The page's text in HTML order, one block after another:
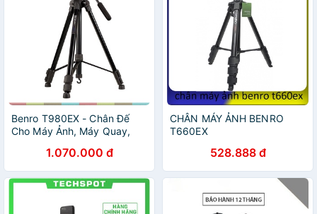
Benro T980EX - Chân Đế
Cho Máy Ảnh, Máy Quay,
Chiều Cao 1.62m, Tặng Kèm
Kẹp Điện Thoại
1.070.000 đ
CHÂN MÁY ẢNH BENRO
T660EX
528.888 đ